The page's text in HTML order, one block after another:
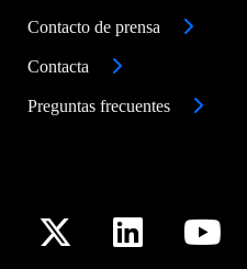
Contacto de prensa
Contacta
Preguntas frecuentes